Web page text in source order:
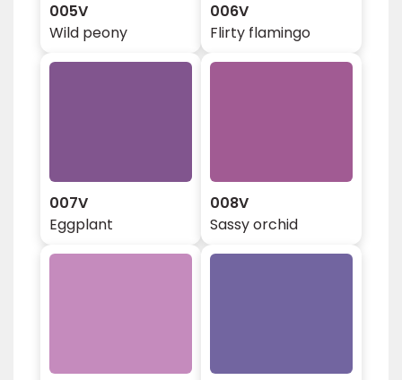
005V
Wild peony
006V
Flirty flamingo
007V
Eggplant
008V
Sassy orchid